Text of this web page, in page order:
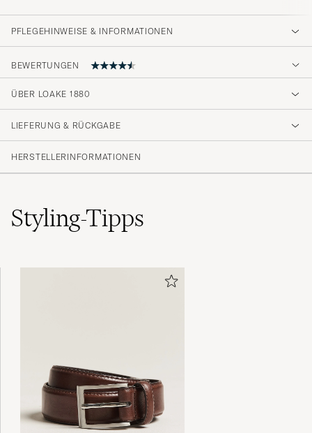
PFLEGEHINWEISE & INFORMATIONEN
BEWERTUNGEN
4.7
ÜBER LOAKE 1880
LIEFERUNG & RÜCKGABE
HERSTELLERINFORMATIONEN
Styling-Tipps